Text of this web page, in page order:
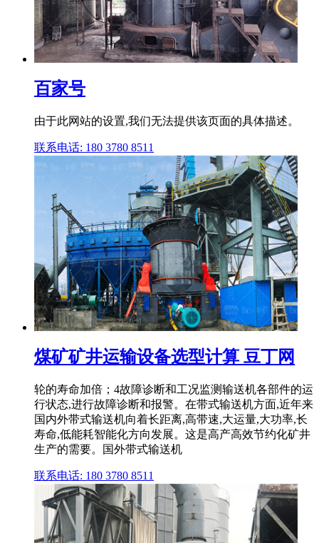
百家号
由于此网站的设置,我们无法提供该页面的具体描述。
联系电话: 180 3780 8511
煤矿矿井运输设备选型计算 豆丁网
轮的寿命加倍；4故障诊断和工况监测输送机各部件的运
行状态,进行故障诊断和报警。在带式输送机方面,近年来
国内外带式输送机向着长距离,高带速,大运量,大功率,长
寿命,低能耗智能化方向发展。这是高产高效节约化矿井
生产的需要。国外带式输送机
联系电话: 180 3780 8511